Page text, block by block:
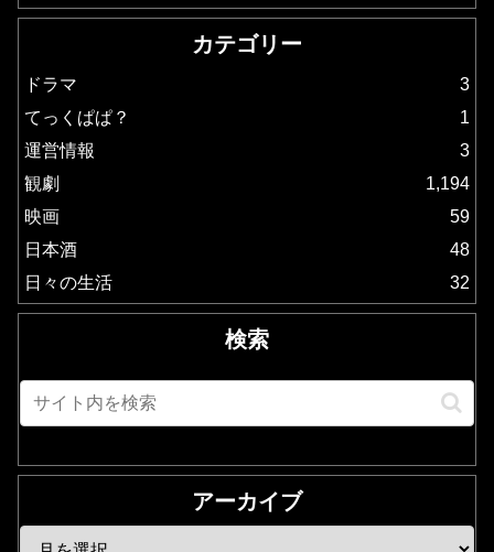
カテゴリー
ドラマ
3
てっくぱぱ？
1
運営情報
3
観劇
1,194
映画
59
日本酒
48
日々の生活
32
検索
アーカイブ